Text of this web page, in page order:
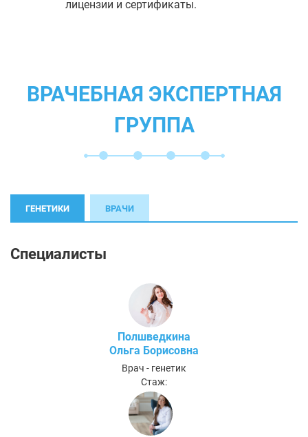
лицензии и сертификаты.
ВРАЧЕБНАЯ ЭКСПЕРТНАЯ
ГРУППА
ГЕНЕТИКИ ВРАЧИ
Специалисты
Полшведкина
Ольга Борисовна
Врач - генетик
Стаж: